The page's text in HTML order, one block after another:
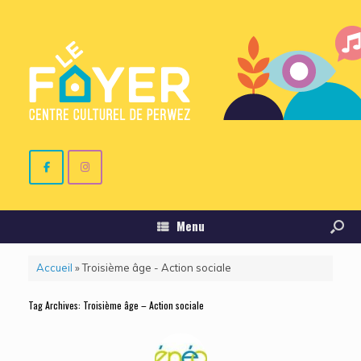
Menu
Accueil »Troisième âge - Action sociale
Tag Archives: Troisième âge – Action sociale